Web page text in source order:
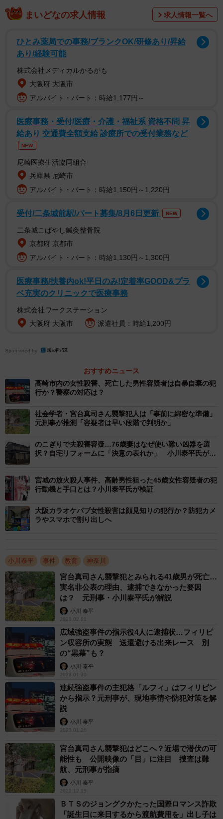
まいどなの求人情報 求人情報一覧へ
ひとみ薬局での事務/ブランクOK/研修あり/昇給
あり/経験可能
株式会社メディカルかるがも
大阪府 大阪市
アルバイト・パート：時給1,177円～
医療事務・受付/医療・介護・福祉系 資格不問 昇
給あり 交通費全額支給 診療所での受付業務など
NEW
尼崎医療生活協同組合
兵庫県 尼崎市
アルバイト・パート：時給1,150円～1,220円
受付/二条城前駅/パート募集/8月6日更新 NEW
二条城こばやし鍼灸整骨院
京都府 京都市
アルバイト・パート：時給1,130円～1,300円
医療事務/扶養内ok!平日のみ!定着率GOOD&プラ
ベ充実のクリニックで医療事務
株式会社ワークステーション
大阪府 大阪市
派遣社員：時給1,200円
Sponsored by
おすすめニュース
高崎市内の女性殺害、死亡した男性容疑者は自暴自棄の犯
行か？警察の対応は？
社会学者・宮台真司さん襲撃犯人は「事前に綿密な準備」
元刑事が推測「容疑者は早い段階で判明か」
のこぎりで夫殺害容疑…76歳妻はなぜ使い難い凶器を選
択？自宅リフォームに「決意の表れか」 小川泰平氏が解
宮城の放火殺人事件、高齢男性狙った45歳女性容疑者の犯
行動機と手口とは？小川泰平氏が検証
大阪カラオケパブ女性殺害は顔見知りの犯行か？防犯カメ
ラやスマホで割り出しへ
小川泰平 事件 教育 神奈川
宮台真司さん襲撃犯とみられる41歳男が死亡…
実名非公表の理由、逮捕できなかった要因
は？ 元刑事・小川泰平氏が解説
小川 泰平
2023.02.01
広域強盗事件の指示役4人に逮捕状…フィリピ
ン収容所の実態 送還避ける出来レース 別
の“黒幕”も？
小川 泰平
2023.01.30
連続強盗事件の主犯格「ルフィ」はフィリピン
から指示？元刑事が、現地事情や防犯対策を解
説
小川 泰平
2023.01.26
宮台真司さん襲撃犯はどこへ？近場で潜伏の可
能性も 公開映像の「目」に注目 捜査は難
航、元刑事が指摘
小川 泰平
2022.12.15
ＢＴＳのジョングクかたった国際ロマンス詐欺
「誕生日に来日するから渡航費用を」出し子は